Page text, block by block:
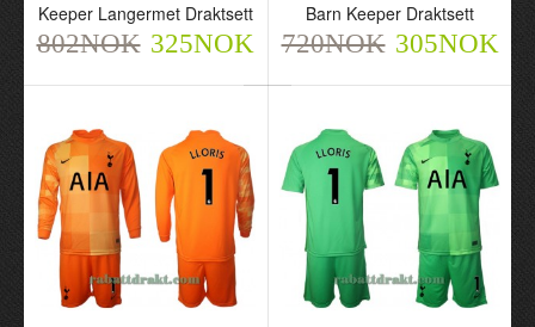
Frankrike Hugo Lloris 1
Borte VM 2022 - Herre
Keeper Langermet
802NOK 325NOK
Frankrike Hugo Lloris 1
Hjemme VM 2022 - Barn
Keeper Draktsett
Keeper Langermet Draktsett
802NOK 325NOK
Barn Keeper Draktsett
720NOK 305NOK